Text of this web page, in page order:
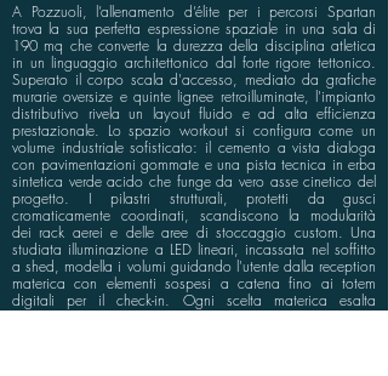
A Pozzuoli, l’allenamento d’élite per i percorsi Spartan
trova la sua perfetta espressione spaziale in una sala di
190 mq che converte la durezza della disciplina atletica
in un linguaggio architettonico dal forte rigore tettonico.
Superato il corpo scala d'accesso, mediato da grafiche
murarie oversize e quinte lignee retroilluminate, l'impianto
distributivo rivela un layout fluido e ad alta efficienza
prestazionale. Lo spazio workout si configura come un
volume industriale sofisticato: il cemento a vista dialoga
con pavimentazioni gommate e una pista tecnica in erba
sintetica verde acido che funge da vero asse cinetico del
progetto. I pilastri strutturali, protetti da gusci
cromaticamente coordinati, scandiscono la modularità
dei rack aerei e delle aree di stoccaggio custom. Una
studiata illuminazione a LED lineari, incassata nel soffitto
a shed, modella i volumi guidando l'utente dalla reception
materica con elementi sospesi a catena fino ai totem
digitali per il check-in. Ogni scelta materica esalta
l'equilibrio tra la brutalità della texture cementizia, la